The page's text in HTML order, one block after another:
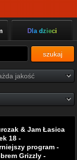
Dla dzieci
szukaj
& Jam Łasica
18 -
program -
Grizzly -